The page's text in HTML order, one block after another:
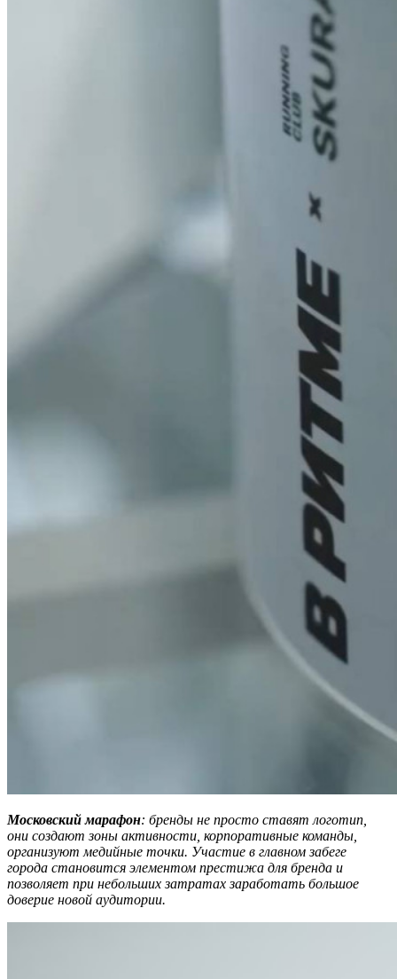
Московский марафон: бренды не просто ставят логотип,
они создают зоны активности, корпоративные команды,
организуют медийные точки. Участие в главном забеге
города становится элементом престижа для бренда и
позволяет при небольших затратах заработать большое
доверие новой аудитории.